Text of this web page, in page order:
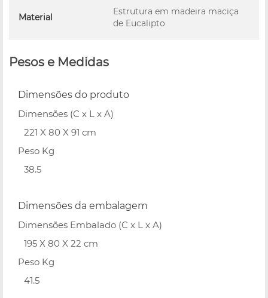
Material
Estrutura em madeira maciça
de Eucalipto
Pesos e Medidas
Dimensões do produto
Dimensões (C x L x A)
221 X 80 X 91 cm
Peso Kg
38.5
Dimensões da embalagem
Dimensões Embalado (C x L x A)
195 X 80 X 22 cm
Peso Kg
41.5